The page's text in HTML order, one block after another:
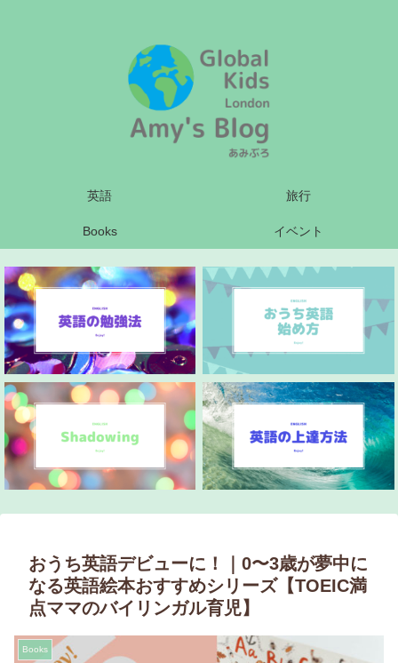
英語 旅行
Books イベント
おうち英語デビューに！｜0〜3歳が夢中に
なる英語絵本おすすめシリーズ【TOEIC満
点ママのバイリンガル育児】
Books